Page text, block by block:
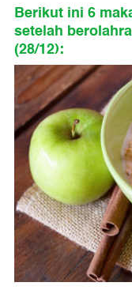
Berikut ini 6
setelah
(28/12):